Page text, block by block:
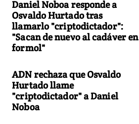
Daniel Noboa responde a
Osvaldo Hurtado tras
llamarlo "criptodictador":
"Sacan de nuevo al cadáver en
formol"
ADN rechaza que Osvaldo
Hurtado llame
"criptodictador" a Daniel
Noboa